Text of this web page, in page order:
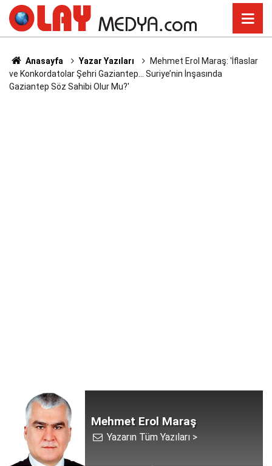
Anasayfa Yazar Yazıları
Mehmet Erol Maraş: 'İflaslar
ve Konkordatolar Şehri Gaziantep... Suriye’nin İnşasında
Gaziantep Söz Sahibi Olur Mu?'
Mehmet Erol Maraş
Yazarın Tüm Yazıları >